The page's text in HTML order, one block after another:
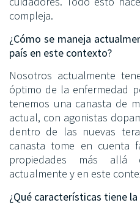
compleja.
¿Cómo se maneja
país en este contexto?
Nosotros actualmente
óptimo de la enfermedad
tenemos una canasta de
actual, con agonistas
dentro de las nuevas
canasta tome en cuenta
propiedades más
actualmente y en este
¿Qué características tiene